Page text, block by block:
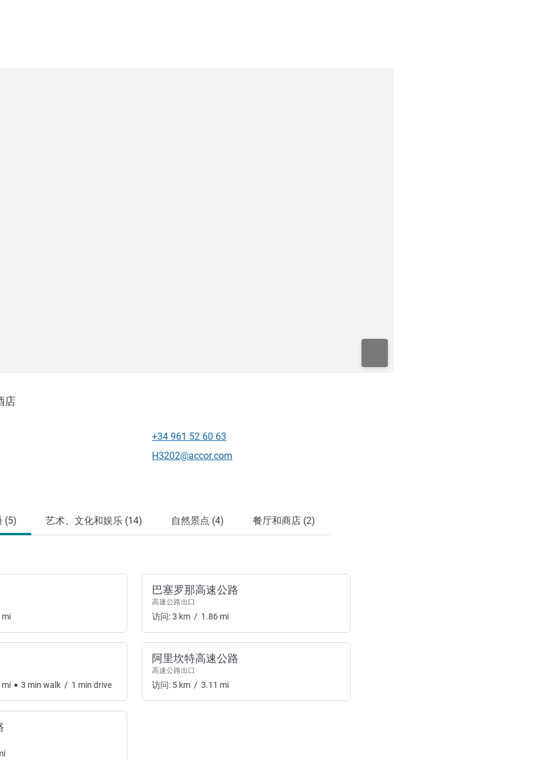
店
电话
+34 961 52 60 63
联系电子邮件
H3202@accor.com
(5) 艺术、文化和娱乐 (14) 自然景点 (4) 餐厅和商店 (2)
mi
mi 3 min walk / 1 min drive
巴塞罗那高速公路
高速公路出口
访问:3 km / 1.86 mi
阿里坎特高速公路
高速公路出口
访问: 5 km / 3.11 mi